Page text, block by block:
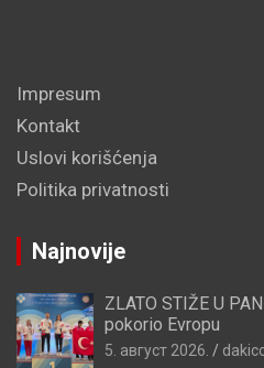
Impresum
Kontakt
Uslovi korišćenja
Politika privatnosti
Najnovije
ZLATO STIŽE U
pokorio Evropu
5. август 2026.